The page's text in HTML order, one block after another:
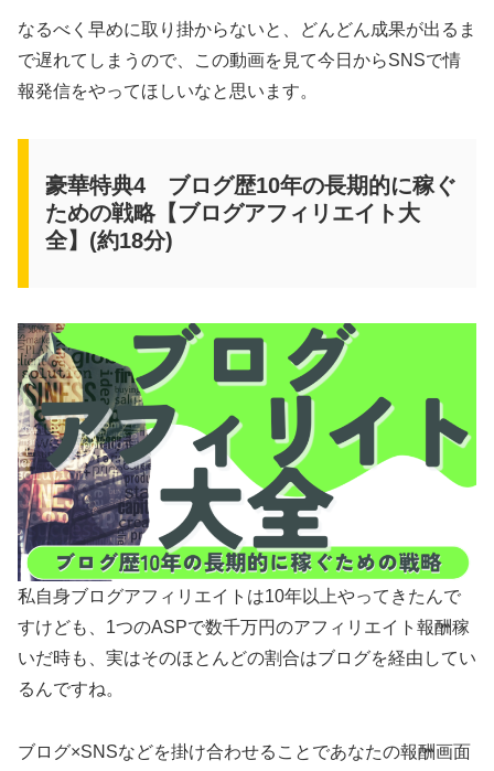
なるべく早めに取り掛からないと、どんどん成果が出るま
で遅れてしまうので、この動画を見て今日からSNSで情
報発信をやってほしいなと思います。
豪華特典4 ブログ歴10年の長期的に稼ぐ
ための戦略【ブログアフィリエイト大
全】(約18分)
私自身ブログアフィリエイトは10年以上やってきたんで
すけども、1つのASPで数千万円のアフィリエイト報酬稼
いだ時も、実はそのほとんどの割合はブログを経由してい
るんですね。
ブログ×SNSなどを掛け合わせることであなたの報酬画面